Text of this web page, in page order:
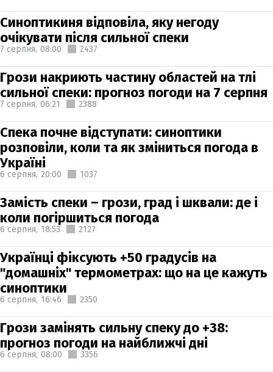
Синоптикиня відповіла, яку негоду
очікувати після сильної спеки
7 серпня, 08:00 2437
Грози накриють частину областей на тлі
сильної спеки: прогноз погоди на 7 серпня
7 серпня, 06:21 2388
Спека почне відступати: синоптики
розповіли, коли та як зміниться погода в
Україні
6 серпня, 20:00 1037
Замість спеки – грози, град і шквали: де і
коли погіршиться погода
6 серпня, 18:53 2127
Українці фіксують +50 градусів на
"домашніх" термометрах: що на це кажуть
синоптики
6 серпня, 16:46 2350
Грози замінять сильну спеку до +38:
прогноз погоди на найближчі дні
6 серпня, 08:00 3356